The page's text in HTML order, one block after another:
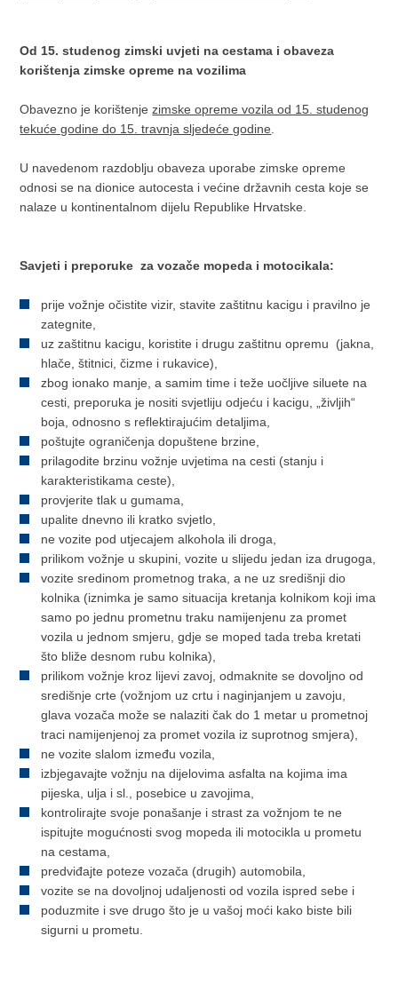
Od 15. studenog zimski uvjeti na cestama i obaveza
korištenja zimske opreme na vozilima
Obavezno je korištenjezimske opreme vozila od 15. studenog
tekuće godine do 15. travnja sljedeće godine
U navedenom razdoblju obaveza uporabe zimske opreme
odnosi se na dionice autocesta i većine državnih cesta koje se
nalaze u kontinentalnom dijelu Republike Hrvatske.
Savjeti i preporuke za vozače mopeda i motocikala:
prije vožnje očistite vizir, stavite zaštitnu kacigu i pravilno je
zategnite,
uz zaštitnu kacigu, koristite i drugu zaštitnu opremu (jakna,
hlače, štitnici, čizme i rukavice),
zbog ionako manje, a samim time i teže uočljive siluete na
cesti, preporuka je nositi svjetliju odjeću i kacigu, „življih“
boja, odnosno s reflektirajućim detaljima,
poštujte ograničenja dopuštene brzine,
prilagodite brzinu vožnje uvjetima na cesti (stanju i
karakteristikama ceste),
provjerite tlak u gumama,
upalite dnevno ili kratko svjetlo,
ne vozite pod utjecajem alkohola ili droga,
prilikom vožnje u skupini, vozite u slijedu jedan iza drugoga,
vozite sredinom prometnog traka, a ne uz središnji dio
kolnika (iznimka je samo situacija kretanja kolnikom koji ima
samo po jednu prometnu traku namijenjenu za promet
vozila u jednom smjeru, gdje se moped tada treba kretati
što bliže desnom rubu kolnika),
prilikom vožnje kroz lijevi zavoj, odmaknite se dovoljno od
središnje crte (vožnjom uz crtu i naginjanjem u zavoju,
glava vozača može se nalaziti čak do 1 metar u prometnoj
traci namijenjenoj za promet vozila iz suprotnog smjera),
ne vozite slalom između vozila,
izbjegavajte vožnju na dijelovima asfalta na kojima ima
pijeska, ulja i sl., posebice u zavojima,
kontrolirajte svoje ponašanje i strast za vožnjom te ne
ispitujte mogućnosti svog mopeda ili motocikla u prometu
na cestama,
predviđajte poteze vozača (drugih) automobila,
vozite se na dovoljnoj udaljenosti od vozila ispred sebe i
poduzmite i sve drugo što je u vašoj moći kako biste bili
sigurni u prometu.